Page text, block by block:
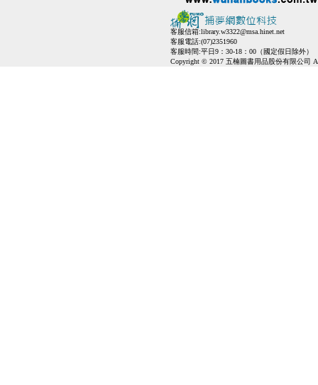
客服信箱:library.w3322@msa.hinet.net
客服電話:(07)2351960
客服時間:平日9：30-18：00（國定假日除外）
Copyright © 2017 五楠圖書用品股份有限公司